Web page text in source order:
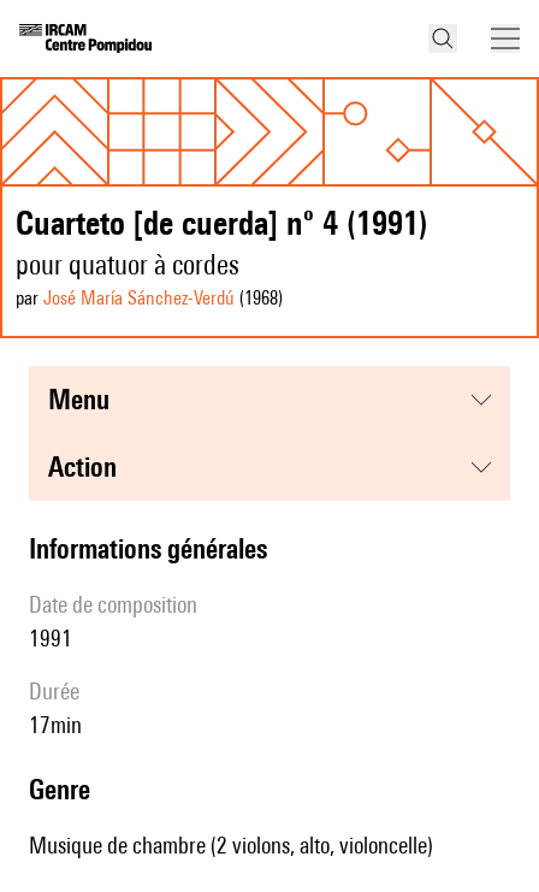
Cuarteto [de cuerda] nº 4 (1991)
pour quatuor à cordes
par José María Sánchez-Verdú (1968)
menu
action
informations générales
date de composition
1991
durée
17min
genre
Musique de chambre (2 violons, alto, violoncelle)